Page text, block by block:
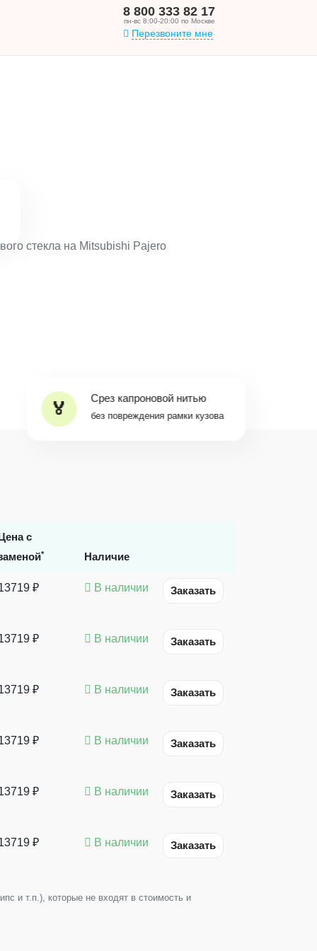
8 800 333 82 17
пн-вс 8:00-20:00 по Москве
Перезвоните мне
Срез капроновой нитью
без повреждения рамки кузова
с
* Наличие
₽ В наличии Заказать
₽ В наличии Заказать
₽ В наличии Заказать
₽ В наличии Заказать
₽ В наличии Заказать
₽ В наличии Заказать
и т.п.), которые не входят в стоимость и